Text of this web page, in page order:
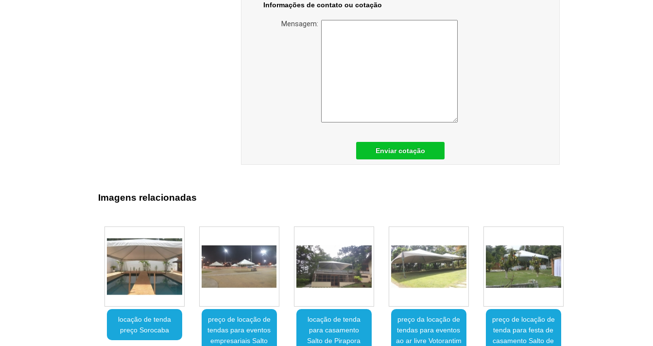
Informações de contato ou cotação
Mensagem:
Enviar cotação
Imagens relacionadas
locação de tenda
preço Sorocaba
preço de locação de
tendas para eventos
empresariais Salto
locação de tenda
para casamento
Salto de Pirapora
preço da locação de
tendas para eventos
ao ar livre Votorantim
preço de locação de
tenda para festa de
casamento Salto de